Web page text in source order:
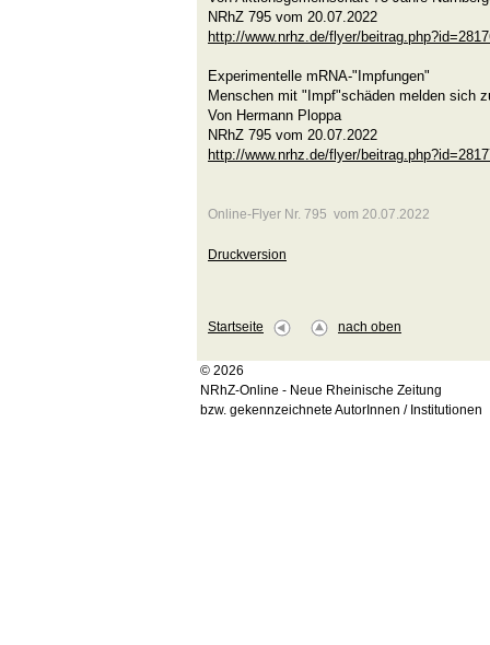
NRhZ 795 vom 20.07.2022
http://www.nrhz.de/flyer/
Experimentelle mRNA-"Impfungen"
Menschen mit "Impf"schäden melden sich
Von Hermann Ploppa
NRhZ 795 vom 20.07.2022
http://www.nrhz.de/flyer/
Online-Flyer Nr. 795 vom 20.07.2022
Druckversion
Startseite nach oben
© 2026
NRhZ-Online - Neue Rheinische Zeitung
bzw. gekennzeichnete AutorInnen / Institutionen